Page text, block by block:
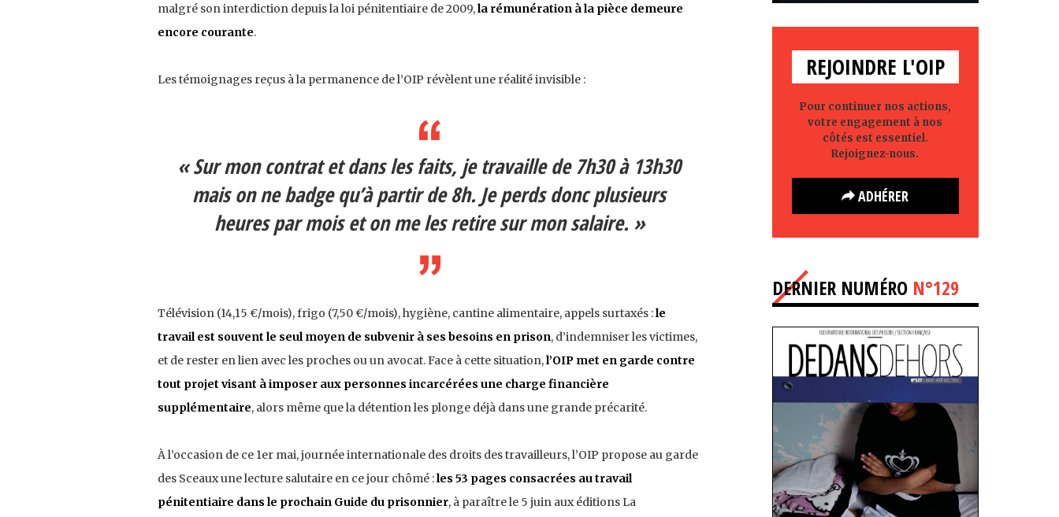
malgré son interdiction depuis la loi pénitentiaire de 2009,la rémunération à la pièce demeure
encore courante.
Les témoignages reçus à la permanence de l’OIP révèlent une réalité invisible :
« Sur mon contrat et dans les faits, je travaille de 7h30 à 13h30
mais on ne badge qu’à partir de 8h. Je perds donc plusieurs
heures par mois et on me les retire sur mon salaire. »
Télévision (14,15 €/mois), frigo (7,50 €/mois), hygiène, cantine alimentaire, appels surtaxés :le
travail est souvent le seul moyen de subvenir à ses besoins en prison, d’indemniser les victimes,
et de rester en lien avec les proches ou un avocat. Face à cette situation,l’OIP met en garde contre
tout projet visant à imposer aux personnes incarcérées une charge financière
supplémentaire, alors même que la détention les plonge déjà dans une grande précarité.
À l’occasion de ce 1er mai, journée internationale des droits des travailleurs, l’OIP propose au garde
des Sceaux une lecture salutaire en ce jour chômé :les 53 pages consacrées au travail
pénitentiaire dans le prochain Guide du prisonnier, à paraître le 5 juin aux éditions La
REJOINDRE L'OIP
Pour continuer nos actions,
votre engagement à nos
côtés est essentiel.
Rejoignez-nous.
ADHÉRER
DERNIER NUMÉRO N°129